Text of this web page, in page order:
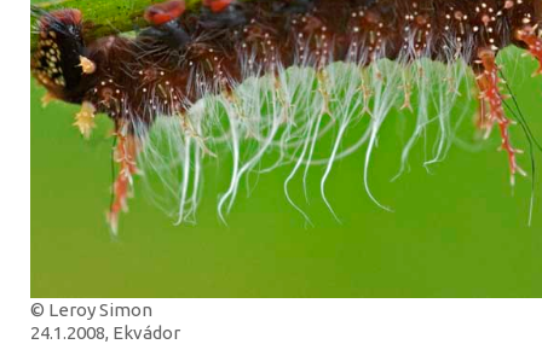
© Leroy Simon
24.1.2008, Ekvádor